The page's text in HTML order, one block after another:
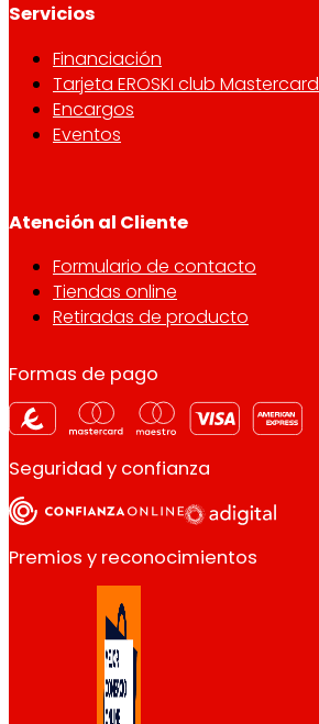
Servicios
Financiación
Tarjeta EROSKI club Mastercard
Encargos
Eventos
Atención al Cliente
Formulario de contacto
Tiendas online
Retiradas de producto
Formas de pago
Seguridad y confianza
Premios y reconocimientos